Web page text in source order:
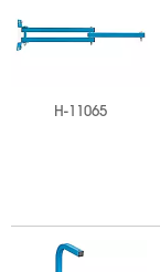
H-11065